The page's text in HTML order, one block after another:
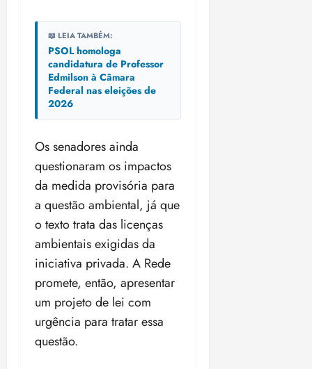
📖 LEIA TAMBÉM:
PSOL homologa
candidatura de Professor
Edmilson à Câmara
Federal nas eleições de
2026
Os senadores ainda
questionaram os impactos
da medida provisória para
a questão ambiental, já que
o texto trata das licenças
ambientais exigidas da
iniciativa privada. A Rede
promete, então, apresentar
um projeto de lei com
urgência para tratar essa
questão.